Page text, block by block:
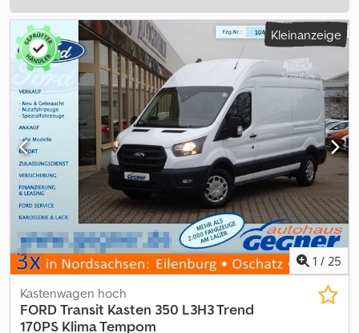
Kleinanzeige
1 / 25
Kastenwagen hoch
FORDTransit Kasten 350 L3H3 Trend
170PS Klima Tempom